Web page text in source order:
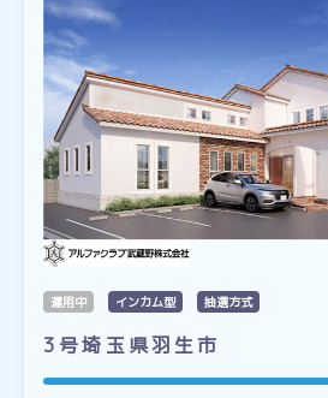
運用中 インカム型 抽選方式
3号埼玉県羽生市